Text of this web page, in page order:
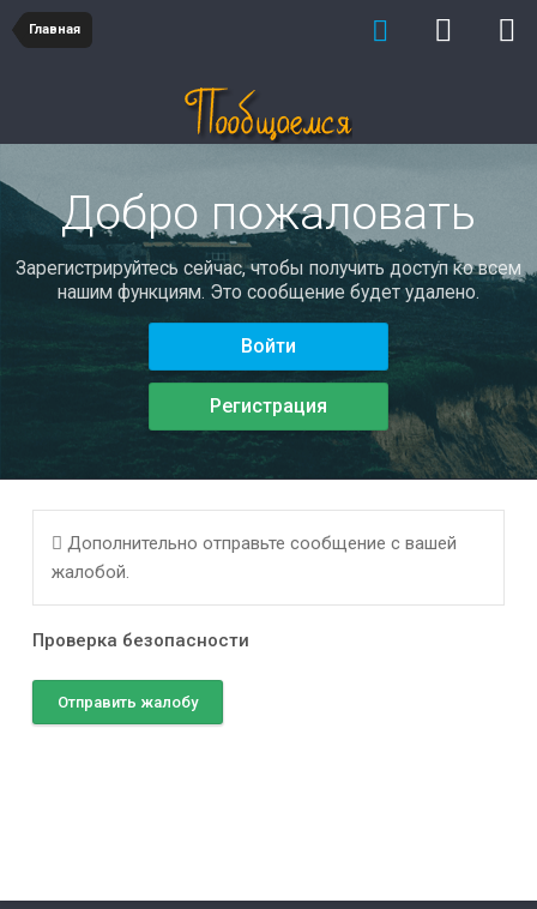
Главная
Добро пожаловать
Зарегистрируйтесь сейчас, чтобы получить доступ ко всем
нашим функциям. Это сообщение будет удалено.
Войти
Регистрация
Дополнительно отправьте сообщение с вашей
жалобой.
Проверка безопасности
Отправить жалобу